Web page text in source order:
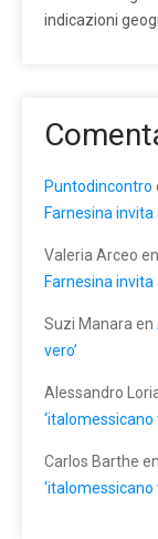
indicazioni
Puntodincontro
Farnesina
Valeria Arceo en
Farnesina
Suzi Manara en
vero’
Alessandro
‘italomessicano
Carlos Barthe en
‘italomessicano